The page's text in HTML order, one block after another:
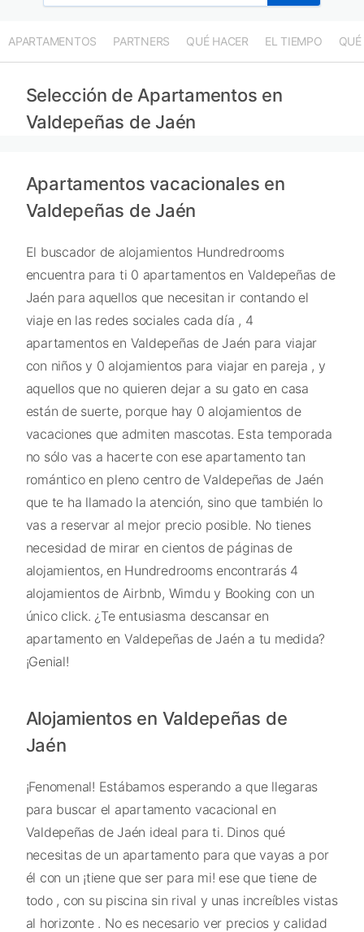
APARTAMENTOS PARTNERS QUÉ HACER EL TIEMPO QUÉ
Selección de Apartamentos en
Valdepeñas de Jaén
Apartamentos vacacionales en
Valdepeñas de Jaén
El buscador de alojamientos Hundredrooms
encuentra para ti 0 apartamentos en Valdepeñas de
Jaén para aquellos que necesitan ir contando el
viaje en las redes sociales cada día , 4
apartamentos en Valdepeñas de Jaén para viajar
con niños y 0 alojamientos para viajar en pareja , y
aquellos que no quieren dejar a su gato en casa
están de suerte, porque hay 0 alojamientos de
vacaciones que admiten mascotas. Esta temporada
no sólo vas a hacerte con ese apartamento tan
romántico en pleno centro de Valdepeñas de Jaén
que te ha llamado la atención, sino que también lo
vas a reservar al mejor precio posible. No tienes
necesidad de mirar en cientos de páginas de
alojamientos, en Hundredrooms encontrarás 4
alojamientos de Airbnb, Wimdu y Booking con un
único click. ¿Te entusiasma descansar en
apartamento en Valdepeñas de Jaén a tu medida?
¡Genial!
Alojamientos en Valdepeñas de
Jaén
¡Fenomenal! Estábamos esperando a que llegaras
para buscar el apartamento vacacional en
Valdepeñas de Jaén ideal para ti. Dinos qué
necesitas de un apartamento para que vayas a por
él con un ¡tiene que ser para mi! ese que tiene de
todo , con su piscina sin rival y unas increíbles vistas
al horizonte . No es necesario ver precios y calidad